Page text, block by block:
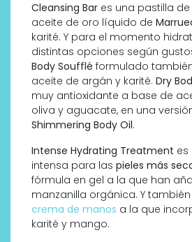
Cleansing Bar es una pastilla
aceite de oro líquido de
karité. Y para el momento
distintas opciones según
Body Soufflé formulado
aceite de argán y karité. Dry
muy antioxidante a base de
oliva y aguacate, en una
Shimmering Body Oil.
Intense Hydrating Treatment es
intensa para las pieles más
fórmula en gel a la que han
manzanilla orgánica. Y
crema de manos a la que
karité y mango.